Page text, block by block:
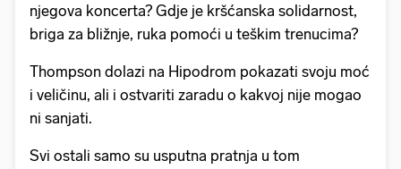
njegova koncerta? Gdje je kršćanska solidarnost,
briga za bližnje, ruka pomoći u teškim trenucima?
Thompson dolazi na Hipodrom pokazati svoju moć
i veličinu, ali i ostvariti zaradu o kakvoj nije mogao
ni sanjati.
Svi ostali samo su usputna pratnja u tom